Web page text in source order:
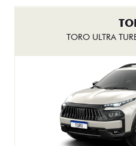
FALE AGORA:
De: R$
Ver
TORO ULTRA